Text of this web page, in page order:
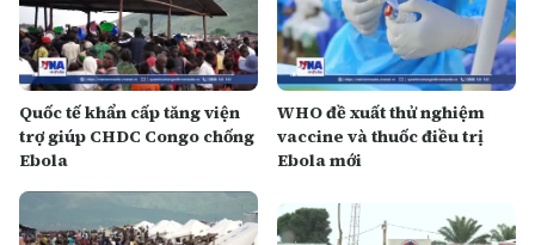
Quốc tế khẩn cấp tăng viện
trợ giúp CHDC Congo chống
Ebola
WHO đề xuất thử nghiệm
vaccine và thuốc điều trị
Ebola mới